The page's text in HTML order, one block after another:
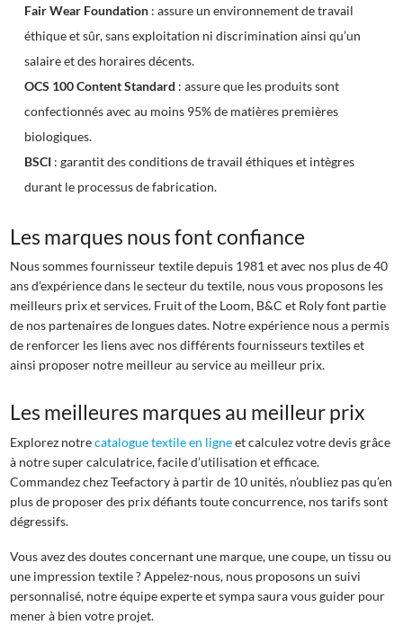
Fair Wear Foundation: assure un environnement de travail
éthique et sûr, sans exploitation ni discrimination ainsi qu’un
salaire et des horaires décents.
OCS 100 Content Standard : assure que les produits sont
confectionnés avec au moins 95% de matières premières
biologiques.
BSCI: garantit des conditions de travail éthiques et intègres
durant le processus de fabrication.
Les marques nous font confiance
Nous sommes fournisseur textile depuis 1981 et avec nos plus de 40
ans d’expérience dans le secteur du textile, nous vous proposons les
meilleurs prix et services. Fruit of the Loom, B&C et Roly font partie
de nos partenaires de longues dates. Notre expérience nous a permis
de renforcer les liens avec nos différents fournisseurs textiles et
ainsi proposer notre meilleur au service au meilleur prix.
Les meilleures marques au meilleur prix
Explorez notrecatalogue textile en ligneet calculez votre devis grâce
à notre super calculatrice, facile d’utilisation et efficace.
Commandez chez Teefactory à partir de 10 unités, n’oubliez pas qu’en
plus de proposer des prix défiants toute concurrence, nos tarifs sont
dégressifs.
Vous avez des doutes concernant une marque, une coupe, un tissu ou
une impression textile ? Appelez-nous, nous proposons un suivi
personnalisé, notre équipe experte et sympa saura vous guider pour
mener à bien votre projet.